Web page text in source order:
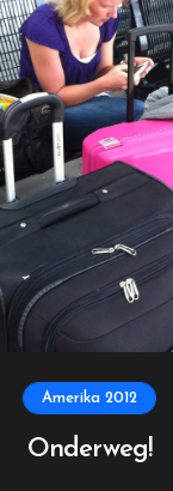
Amerika 2012
Onderweg!